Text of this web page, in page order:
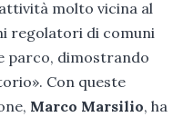
molto vicina al
regolatori di comuni
parco, dimostrando
Con queste
Marco Marsilio, ha